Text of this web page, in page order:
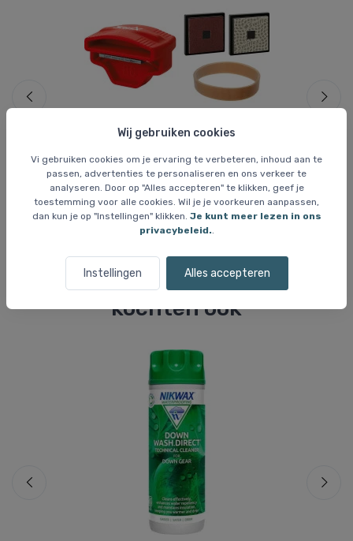
Wij gebruiken cookies
Vi gebruiken cookies om je ervaring te verbeteren, inhoud aan te
passen, advertenties te personaliseren en ons verkeer te
analyseren. Door op "Alles accepteren" te klikken, geef je
toestemming voor alle cookies. Wil je je voorkeuren aanpassen,
dan kun je op "Instellingen" klikken. Je kunt meer lezen in ons
privacybeleid.
Instellingen Alles accepteren
Skiwas en gereedschap
Swix Carving Toolkit
32 EUR
Klanten die dit artikel kochten,
kochten ook